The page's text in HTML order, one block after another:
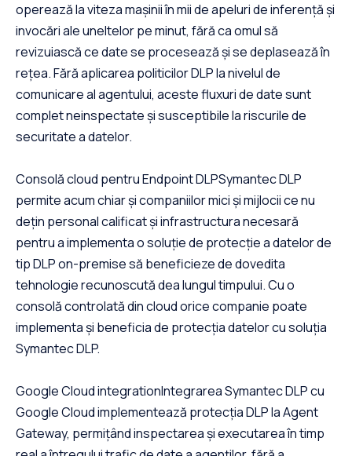
operează la viteza mașinii în mii de apeluri de inferență și
invocări ale uneltelor pe minut, fără ca omul să
revizuiască ce date se procesează și se deplasează în
rețea. Fără aplicarea politicilor DLP la nivelul de
comunicare al agentului, aceste fluxuri de date sunt
complet neinspectate și susceptibile la riscurile de
securitate a datelor.
Consolă cloud pentru Endpoint DLPSymantec DLP
permite acum chiar și companiilor mici și mijlocii ce nu
dețin personal calificat și infrastructura necesară
pentru a implementa o soluție de protecție a datelor de
tip DLP on-premise să beneficieze de dovedita
tehnologie recunoscută dea lungul timpului. Cu o
consolă controlată din cloud orice companie poate
implementa și beneficia de protecția datelor cu soluția
Symantec DLP.
Google Cloud integrationIntegrarea Symantec DLP cu
Google Cloud implementează protecția DLP la Agent
Gateway, permițând inspectarea și executarea în timp